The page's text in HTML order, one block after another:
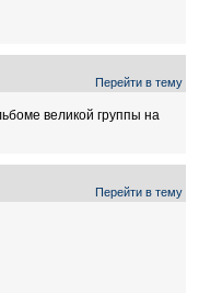
Перейти в тему
великой группы на
Перейти в тему